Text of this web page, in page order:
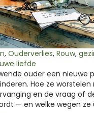
, Ouderverlies, Rouw,
liefde
ouder een nieuwe
Hoe ze
en de vraag of
— en welke wegen ze